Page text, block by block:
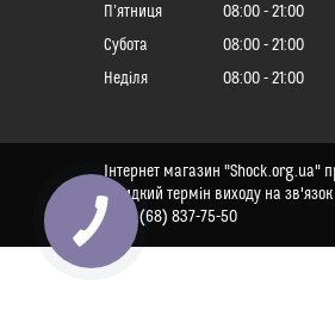
Пʼятниця
08:00
21:00
Субота
08:00
21:00
Неділя
08:00 21:00
Інтернет магазин "Shock.org.ua"
швидкий термін виходу на
+380 (68) 837-75-50